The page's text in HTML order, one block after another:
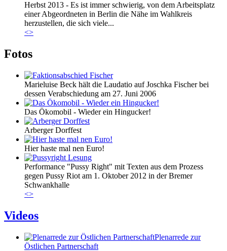
Herbst 2013 - Es ist immer schwierig, von dem Arbeitsplatz
einer Abgeordneten in Berlin die Nähe im Wahlkreis
herzustellen, die sich viele...
<>
Fotos
Marieluise Beck hält die Laudatio auf Joschka Fischer bei
dessen Verabschiedung am 27. Juni 2006
Das Ökomobil - Wieder ein Hingucker!
Arberger Dorffest
Hier haste mal nen Euro!
Performance "Pussy Right" mit Texten aus dem Prozess
gegen Pussy Riot am 1. Oktober 2012 in der Bremer
Schwankhalle
<>
Videos
Plenarrede zur
Östlichen Partnerschaft